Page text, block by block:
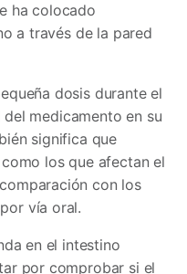
ha colocado
a través de la pared
dosis durante el
medicamento en su
significa que
los que afectan el
con los
vía oral.
en el intestino
por comprobar si el